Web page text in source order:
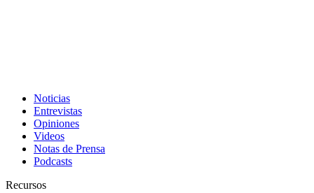
Noticias
Entrevistas
Opiniones
Videos
Notas de Prensa
Podcasts
Recursos